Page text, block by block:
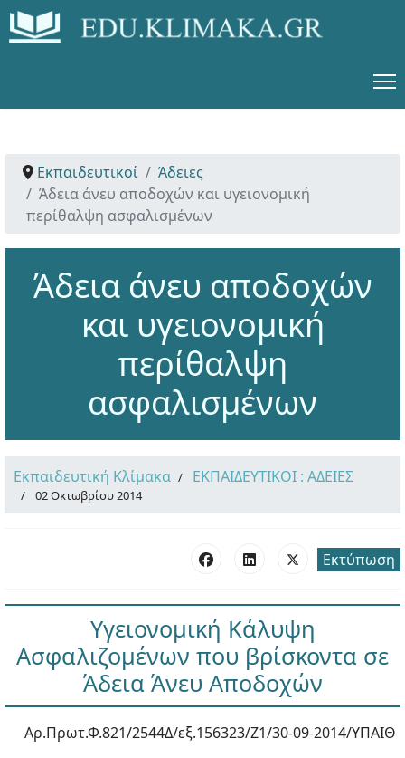
Εκπαιδευτικοί
Άδειες
Άδεια άνευ αποδοχών και υγειονομική
περίθαλψη ασφαλισμένων
Άδεια άνευ αποδοχών
και υγειονομική
περίθαλψη
ασφαλισμένων
Εκπαιδευτική Κλίμακα ΕΚΠΑΙΔΕΥΤΙΚΟΙ : ΑΔΕΙΕΣ
02 Οκτωβρίου 2014
Εκτύπωση
Υγειονομική Κάλυψη
Ασφαλιζομένων που βρίσκοντα σε
Άδεια Άνευ Αποδοχών
Αρ.Πρωτ.Φ.821/2544Δ/εξ.156323/Ζ1/30-09-2014/ΥΠΑΙΘ